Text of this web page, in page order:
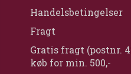
Handelsbetingelser
Fragt
Gratis fragt (postnr.
køb for min. 500,-